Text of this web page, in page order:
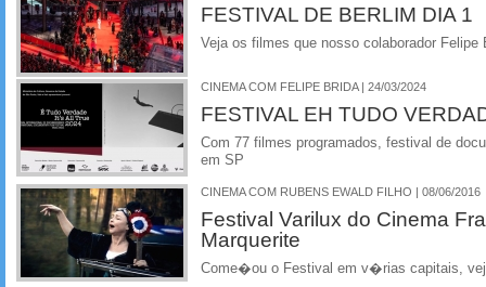
FESTIVAL DE BERLIM DIA 1
Veja os filmes que nosso colaborador
CINEMA COM FELIPE BRIDA | 24/03/2024
FESTIVAL EH TUDO
Com 77 filmes programados, festival de
em SP
CINEMA COM RUBENS EWALD FILHO | 08/06/2016
Festival Varilux do Cinema
Marquerite
Come�ou o Festival em v�rias capitais,